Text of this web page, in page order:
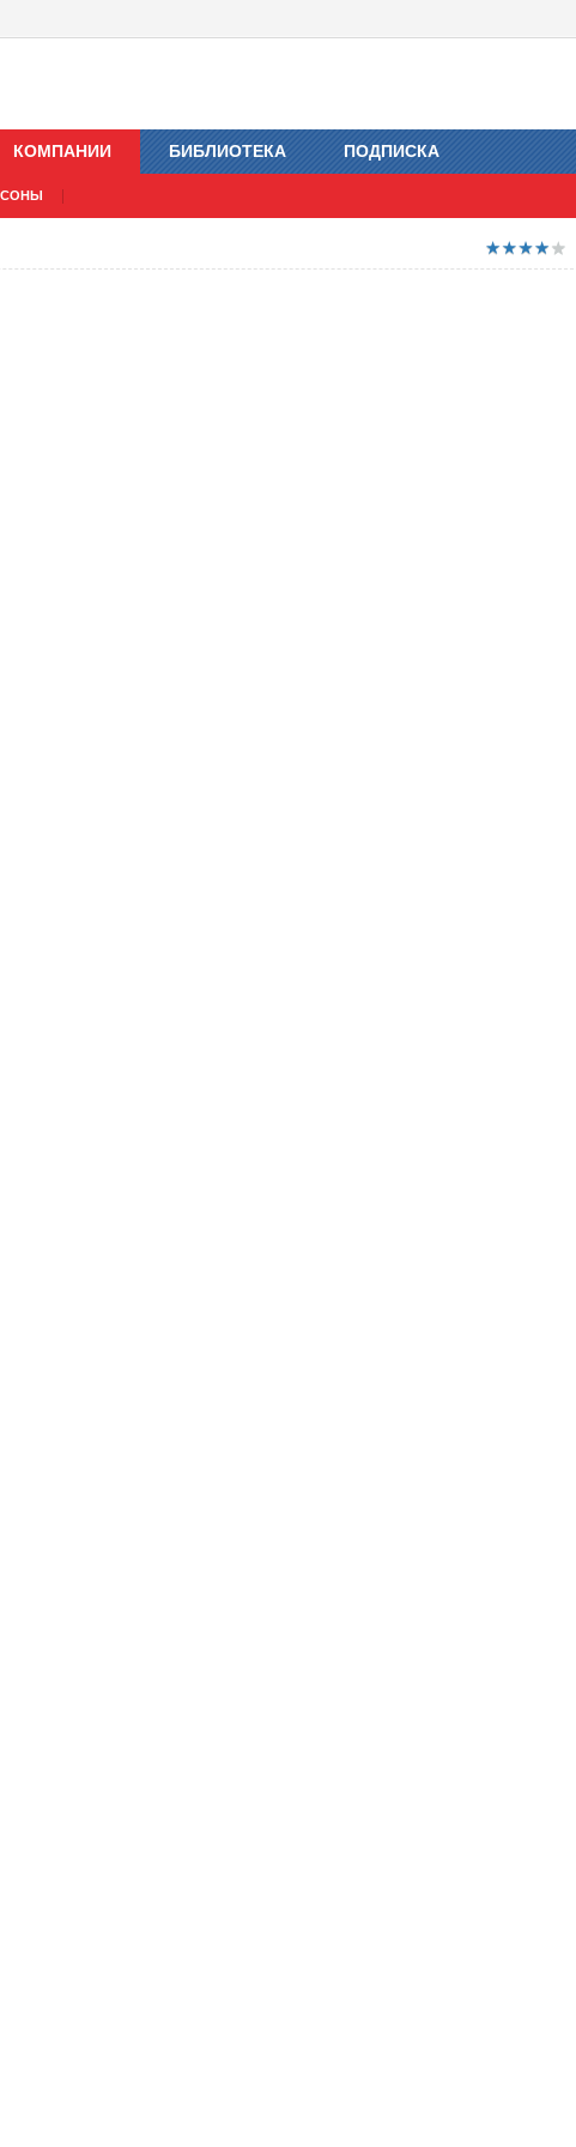
КОМПАНИИ БИБЛИОТЕКА ПОДПИСКА